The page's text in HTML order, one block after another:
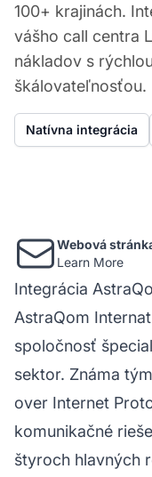
100+ krajinách.
vášho call centra
nákladov s
škálovateľnosťou.
Natívna integrácia
Webová
Learn More
Integrácia
AstraQom
spoločnosť
sektor. Známa
over Internet
komunikačné
štyroch hlavných